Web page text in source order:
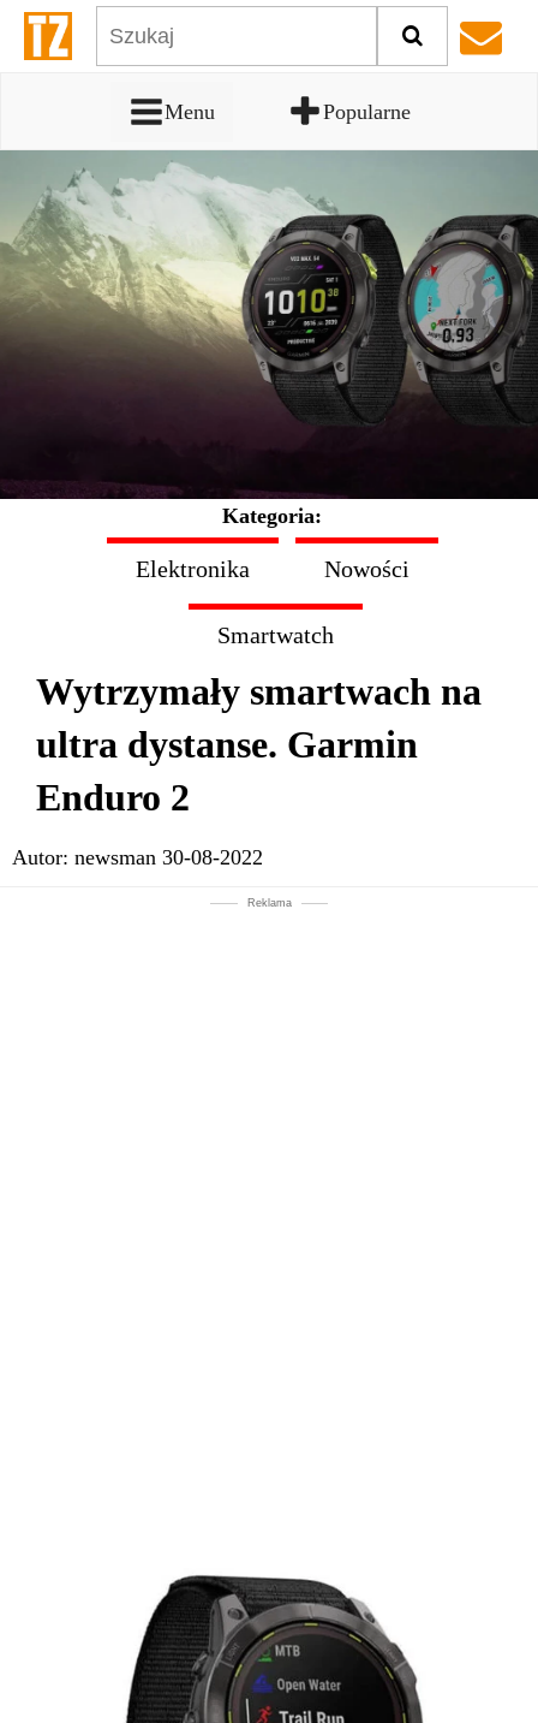
Menu Popularne
Kategoria:
Elektronika Nowości
Smartwatch
Wytrzymały smartwach na
ultra dystanse. Garmin
Enduro 2
Autor: newsman 30-08-2022
Reklama